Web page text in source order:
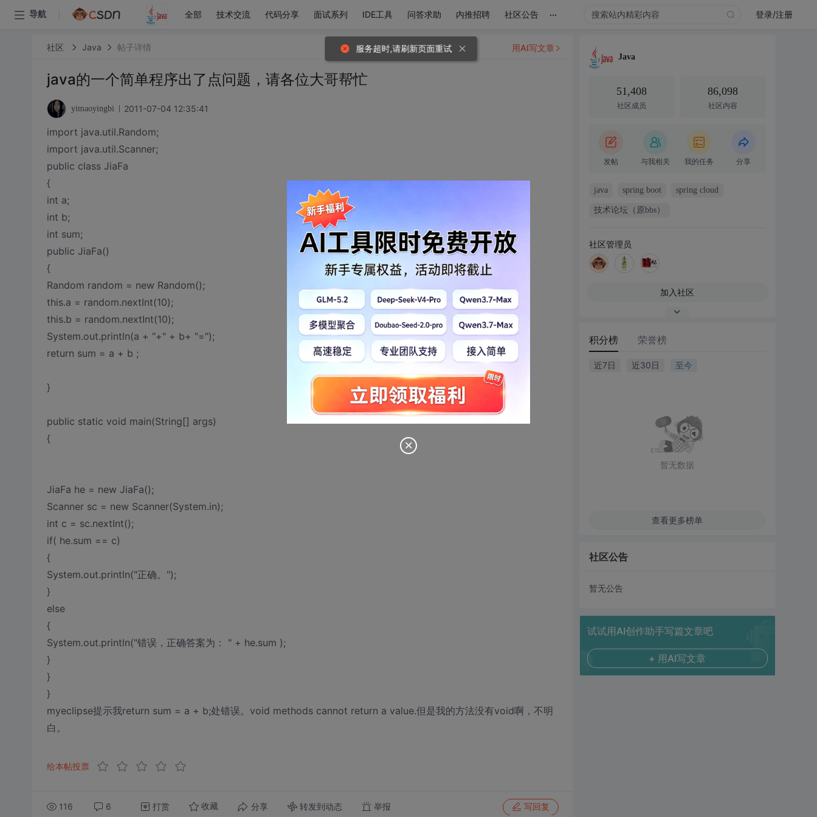
导航 全部 技术交流 代码分享 面试系列 IDE工具 问答求助 内推招聘 社区公告 ... 登录/注册
社区 Java 帖子详情
java的一个简单程序出了点问题，请各位大哥帮忙
yimaoyingbi 2011-07-04 12:35:41
import java.util.Random;
import java.util.Scanner;
public class JiaFa
{
int a;
int b;
int sum;
public JiaFa()
{
Random random = new Random();
this.a = random.nextInt(10);
this.b = random.nextInt(10);
System.out.println(a + "+" + b+ "=");
return sum = a + b ;
}
public static void main(String[] args)
{
JiaFa he = new JiaFa();
Scanner sc = new Scanner(System.in);
int c = sc.nextInt();
if( he.sum == c)
{
System.out.println("正确。");
}
else
{
System.out.println("错误，正确答案为： " + he.sum );
}
}
}
myeclipse提示我return sum = a + b;处错误。void methods cannot return a value.但是我的方法没有void啊，不明
白。
给本帖投票
116 6 打赏 收藏 分享 转发到动态 举报 写回复
用AI写文章
Java
51,408
社区成员
86,098
社区内容
发帖 与我相关 我的任务 分享
java spring boot spring cloud
技术论坛（原bbs）
社区管理员
加入社区
积分榜 荣誉榜
近7日 近30日 至今
暂无数据
查看更多榜单
社区公告
暂无公告
试试用AI创作助手写篇文章吧
+ 用AI写文章
服务超时,请刷新页面重试